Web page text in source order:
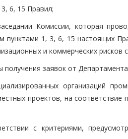
6, 15 Правил;
Комиссии, которая
пунктами 1, 3, 6, 15 настоящих
и коммерческих рисков
получения заявок от
организаций
проектов, на
с критериями,